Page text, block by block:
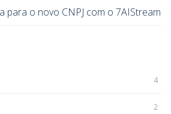
para o novo CNPJ com o 7AIStream
4
2